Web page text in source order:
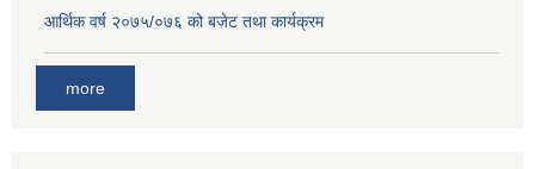
आर्थिक वर्ष २०७५/०७६ को बजेट तथा कार्यक्रम
more